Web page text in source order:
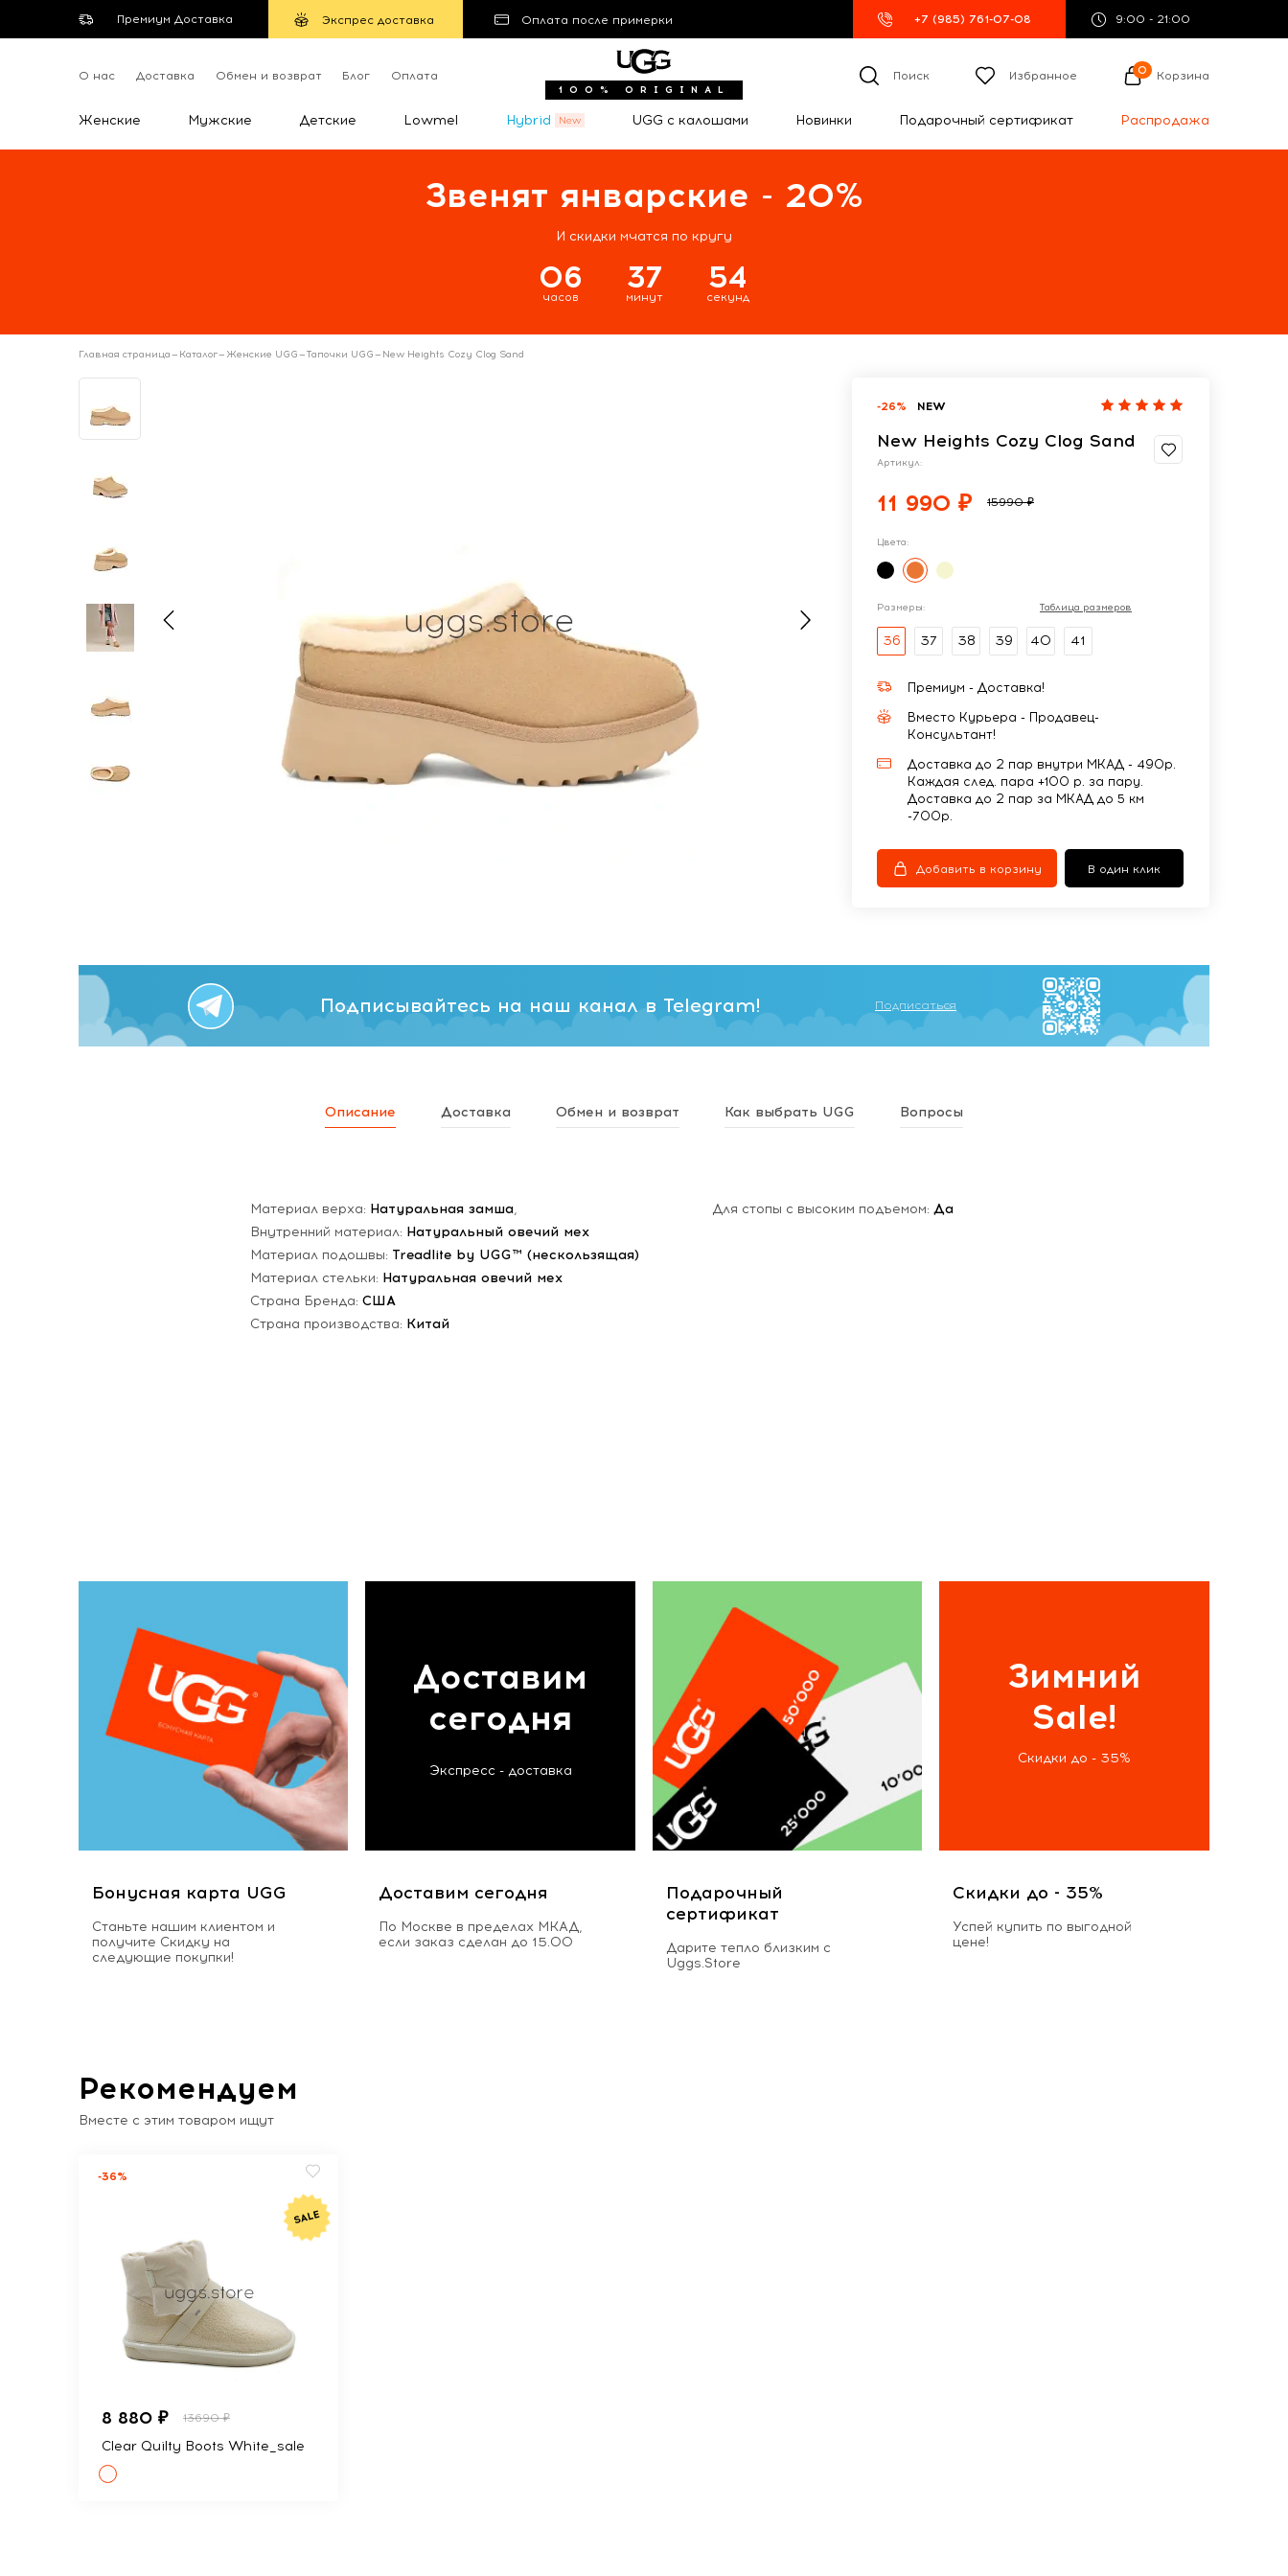
Премиум Доставка Экспрес доставка Оплата после примерки +7 (985) 761-07-08 9:00 - 21:00
О нас Доставка Обмен и возврат Блог Оплата
100% ORIGINAL
Поиск Избранное 0 Корзина
Женские Мужские Детские Lowmel Hybrid UGG с калошами Новинки Подарочный сертификат Распродажа
Звенят январские - 20%
И скидки мчатся по кругу
06
часов
37
минут
53
секунд
Главная страница— Каталог— Женские UGG—Тапочки UGG— New Heights Cozy Clog Sand
-26% NEW
New Heights Cozy Clog Sand
Артикул:
11 990 ₽ 15990 ₽
Цвета:
Размеры: Таблица размеров
36 37 38 39 40 41
Премиум - Доставка!
Вместо Курьера - Продавец-
Консультант!
Доставка до 2 пар внутри МКАД - 490р.
Каждая след. пара +100 р. за пару.
Доставка до 2 пар за МКАД до 5 км
-700р.
Добавить в корзину В один клик
Подписывайтесь на наш канал в Telegram! Подписаться
Описание Доставка Обмен и возврат Как выбрать UGG Вопросы
Материал верха: Натуральная замша,
Внутренний материал: Натуральный овечий мех
Материал подошвы: Treadlite by UGG™ (нескользящая)
Материал стельки: Натуральная овечий мех
Страна Бренда: США
Страна производства: Китай
Для стопы с высоким подъемом: Да
Бонусная карта UGG
Станьте нашим клиентом и
получите Скидку на
следующие покупки!
Доставим
сегодня
Экспресс - доставка
Доставим сегодня
По Москве в пределах МКАД,
если заказ сделан до 15.00
Подарочный
сертификат
Дарите тепло близким с
Uggs.Store
Зимний
Sale!
Скидки до - 35%
Скидки до - 35%
Успей купить по выгодной
цене!
Рекомендуем
Вместе с этим товаром ищут
-36%
8 880 ₽ 13690 ₽
Clear Quilty Boots White_sale